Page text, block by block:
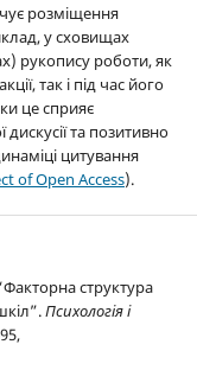
розміщення
у сховищах
рукопису роботи, як
так і під час його
це сприяє
та позитивно
цитування
of Open Access).
структура
Психологія і